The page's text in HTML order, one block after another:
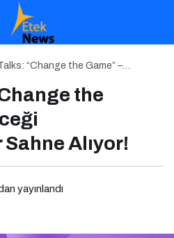
“Change the Game” –
the
Alıyor!
yayınlandı
1.0 Eğitimi İstanbul